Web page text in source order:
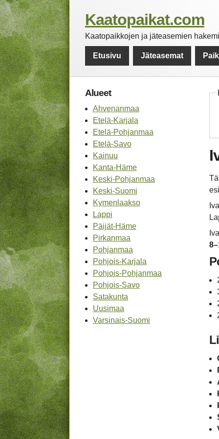
Kaatopaikat.com
Kaatopaikkojen ja jäteasemien
Etusivu Jäteasemat
Alueet
Ahvenanmaa
Etelä-Karjala
Etelä-Pohjanmaa
Etelä-Savo
Kainuu
Kanta-Häme
Keski-Pohjanmaa
Keski-Suomi
Kymenlaakso
Lappi
Päijät-Häme
Pirkanmaa
Pohjanmaa
Pohjois-Karjala
Pohjois-Pohjanmaa
Pohjois-Savo
Satakunta
Uusimaa
Varsinais-Suomi